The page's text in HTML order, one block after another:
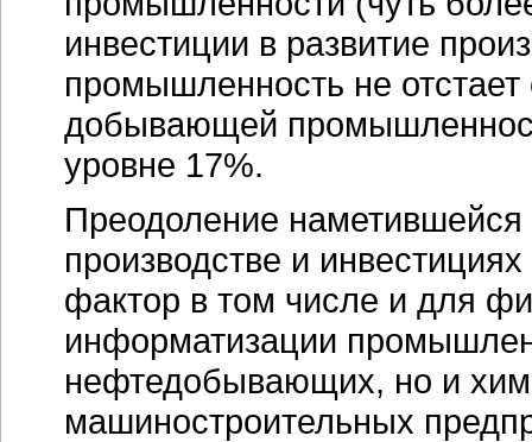
инвестиции в развитие
промышленность не
добывающей
уровне 17%.
Преодоление наметившейся
производстве и
фактор в том числе и для
информатизации
нефтедобывающих, но и
машиностроительных